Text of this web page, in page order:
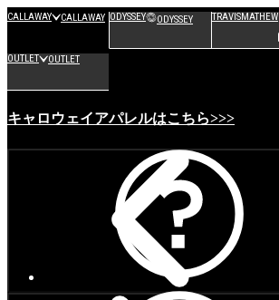
CALLAWAY CALLAWAY ODYSSEY ODYSSEY TRAVISMATHEW
OUTLET OUTLET
キャロウェイアパレルはこちら>>>